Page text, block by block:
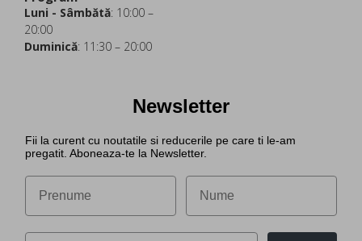
Luni - Sâmbătă: 10:00 –
20:00
Duminică: 11:30 – 20:00
Newsletter
Fii la curent cu noutatile si reducerile pe care ti le-am
pregatit. Aboneaza-te la Newsletter.